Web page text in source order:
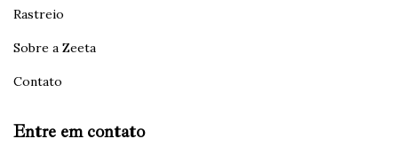
Rastreio
Sobre a Zeeta
Contato
Entre em contato